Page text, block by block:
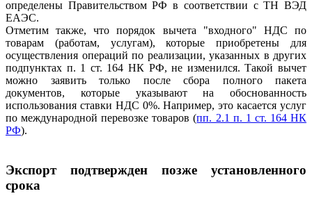
определены Правительством РФ в соответствии с ТН ВЭД
ЕАЭС.
Отметим также, что порядок вычета "входного" НДС по
товарам (работам, услугам), которые приобретены для
осуществления операций по реализации, указанных в других
подпунктах п. 1 ст. 164 НК РФ, не изменился. Такой вычет
можно заявить только после сбора полного пакета
документов, которые указывают на обоснованность
использования ставки НДС 0%. Например, это касается услуг
по международной перевозке товаров (пп. 2.1 п. 1 ст. 164 НК
РФ).
Экспорт подтвержден позже установленного
срока